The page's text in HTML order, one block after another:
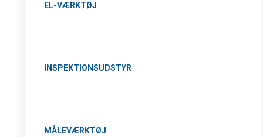
EL-VÆRKTØJ
INSPEKTIONSUDSTYR
MÅLEVÆRKTØJ